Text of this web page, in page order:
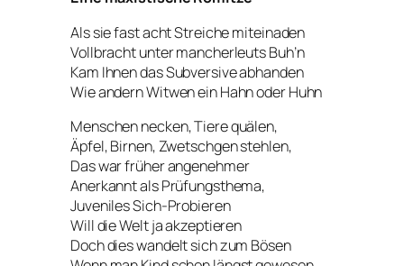
Als sie fast acht Streiche miteinaden
Vollbracht unter mancherleuts Buh’n
Kam Ihnen das Subversive abhanden
Wie andern Witwen ein Hahn oder Huhn
Menschen necken, Tiere quälen,
Äpfel, Birnen, Zwetschgen stehlen,
Das war früher angenehmer
Anerkannt als Prüfungsthema,
Juveniles Sich-Probieren
Will die Welt ja akzeptieren
Doch dies wandelt sich zum Bösen